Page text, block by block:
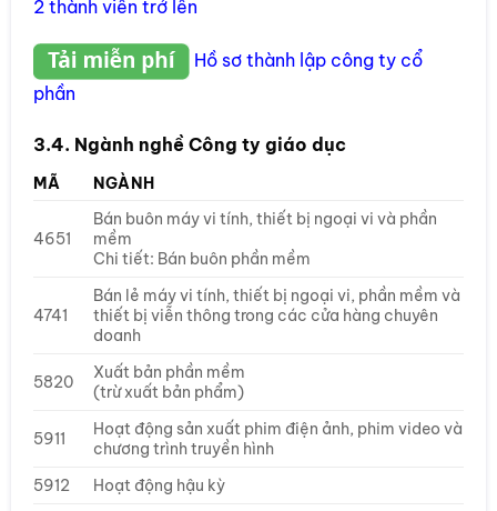
2 thành viên trở lên
Hồ sơ thành lập công ty cổ
phần
3.4. Ngành nghề Công ty giáo dục
MÃ NGÀNH
4651
Bán buôn máy vi tính, thiết bị ngoại vi và phần
mềm
Chi tiết: Bán buôn phần mềm
4741
Bán lẻ máy vi tính, thiết bị ngoại vi, phần mềm và
thiết bị viễn thông trong các cửa hàng chuyên
doanh
5820
Xuất bản phần mềm
(trừ xuất bản phẩm)
5911
Hoạt động sản xuất phim điện ảnh, phim video và
chương trình truyền hình
5912
Hoạt động hậu kỳ